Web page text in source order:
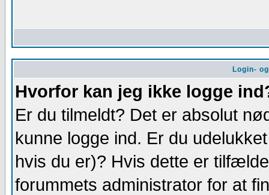
Login-
Hvorfor kan jeg ikke logge
Er du tilmeldt? Det er absolut
kunne logge ind. Er du
hvis du er)? Hvis dette er
forummets administrator for at